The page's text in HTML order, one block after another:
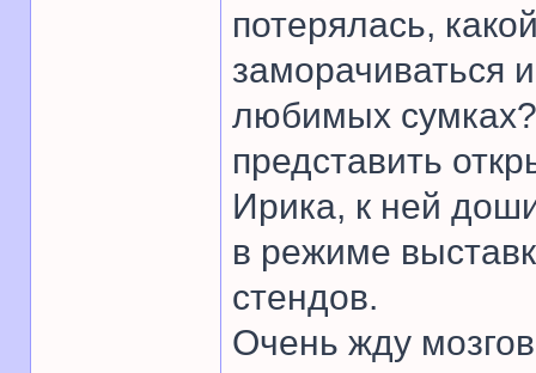
потерялась,
заморачиваться
любимых
представить
Ирика, к ней
в режиме
стендов.
Очень жду